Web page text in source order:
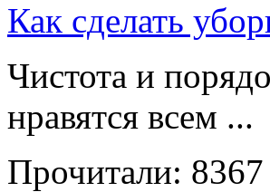
Как сделать
Чистота и
нравятся всем ...
Прочитали: 8367